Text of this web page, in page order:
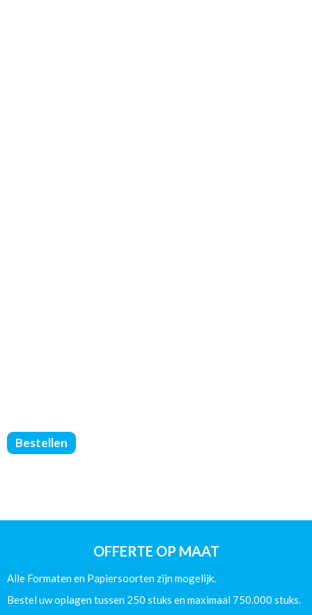
Catalogus
Gelijmd
Pagina's
aantal
Bestellen
OFFERTE OP MAAT
Alle Formaten en Papiersoorten zijn mogelijk.
Bestel uw oplagen tussen 250 stuks en maximaal 750.000 stuks.